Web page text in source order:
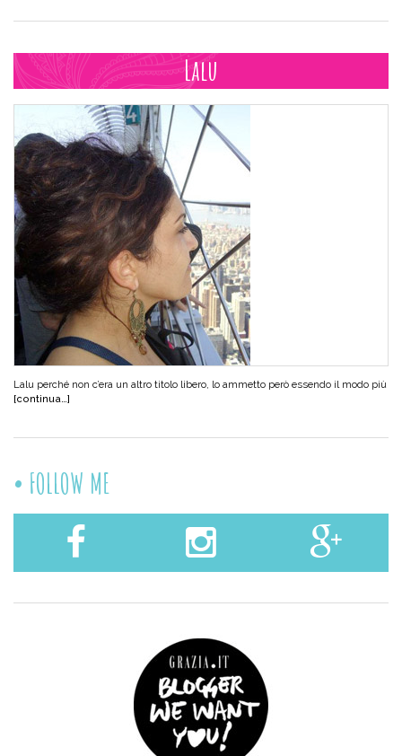
Lalu
Lalu perché non c’era un altro titolo libero, lo ammetto però essendo il modo più
[continua…]
FOLLOW ME